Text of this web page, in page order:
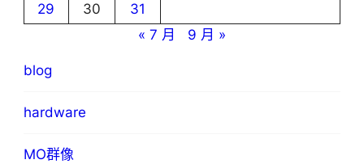
29
30
31
« 7 月
9 月 »
blog
hardware
MO群像